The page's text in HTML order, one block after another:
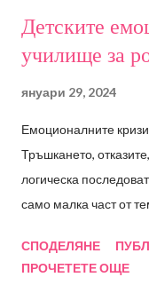
Детските
училище за
януари 29, 2024
Емоционалните
Тръшкането,
логическа
само малка част от
зададете и
Събитието е
СПОДЕЛЯНЕ
ПРОЧЕТЕТЕ ОЩЕ